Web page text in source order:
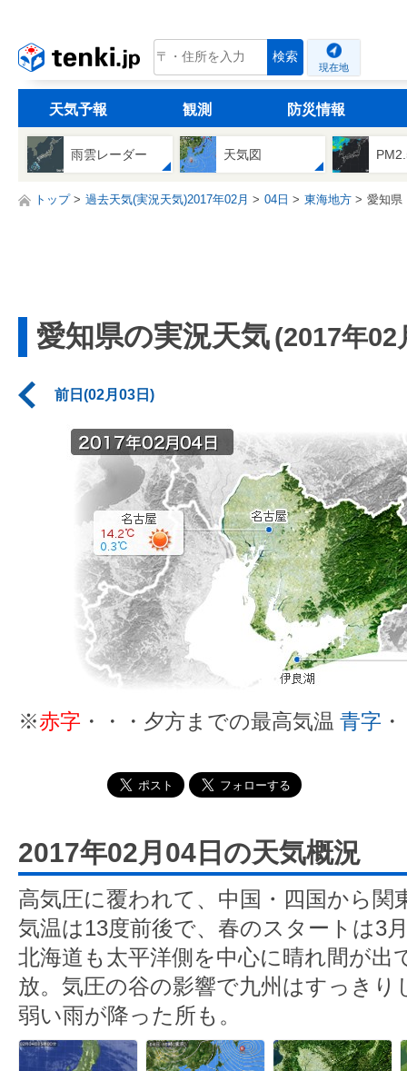
tenki.jp 検索
現在地
天気予報 観測 防災情報
雨雲レーダー 天気図
トップ 過去天気(実況天気)2017年02月 04日 東海地方 愛知県
愛知県の実況天気(2017年02
前日(02月03日)
※赤字 ・・・夕方までの最高気温 青字
2017年02月04日の天気概況
高気圧に覆われて、中国・四国から関
気温は13度前後で、春のスタートは3
北海道も太平洋側を中心に晴れ間が出
放。気圧の谷の影響で九州はすっきり
弱い雨が降った所も。